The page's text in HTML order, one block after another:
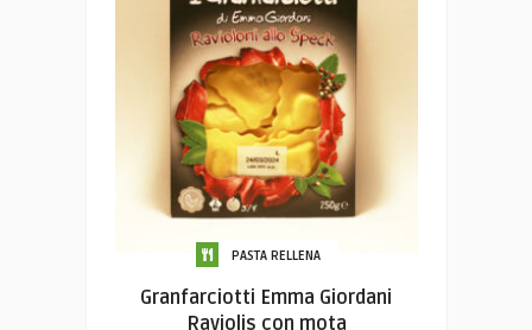
PASTA RELLENA
Granfarciotti Emma Giordani
Raviolis con mota